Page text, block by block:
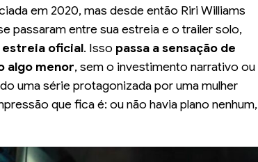
em 2020, mas desde então Riri Williams
passaram entre sua estreia e o trailer solo,
estreia oficial. Isso passa a sensação de
algo menor, sem o investimento narrativo ou
uma série protagonizada por uma mulher
que fica é: ou não havia plano nenhum,